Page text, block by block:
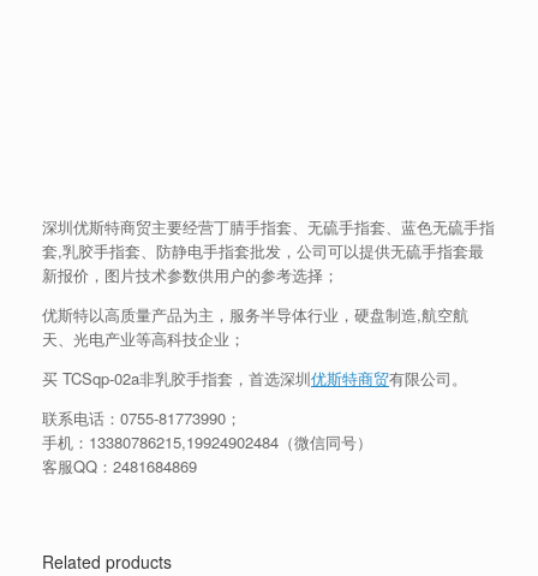
深圳优斯特商贸主要经营丁腈手指套、无硫手指套、蓝色无硫手指
套,乳胶手指套、防静电手指套批发，公司可以提供无硫手指套最
新报价，图片技术参数供用户的参考选择；
优斯特以高质量产品为主，服务半导体行业，硬盘制造,航空航
天、光电产业等高科技企业；
买 TCSqp-02a非乳胶手指套，首选深圳优斯特商贸有限公司。
联系电话： 0755-81773990 ；
手机：13380786215,19924902484 （微信同号）
客服QQ：2481684869
Related products